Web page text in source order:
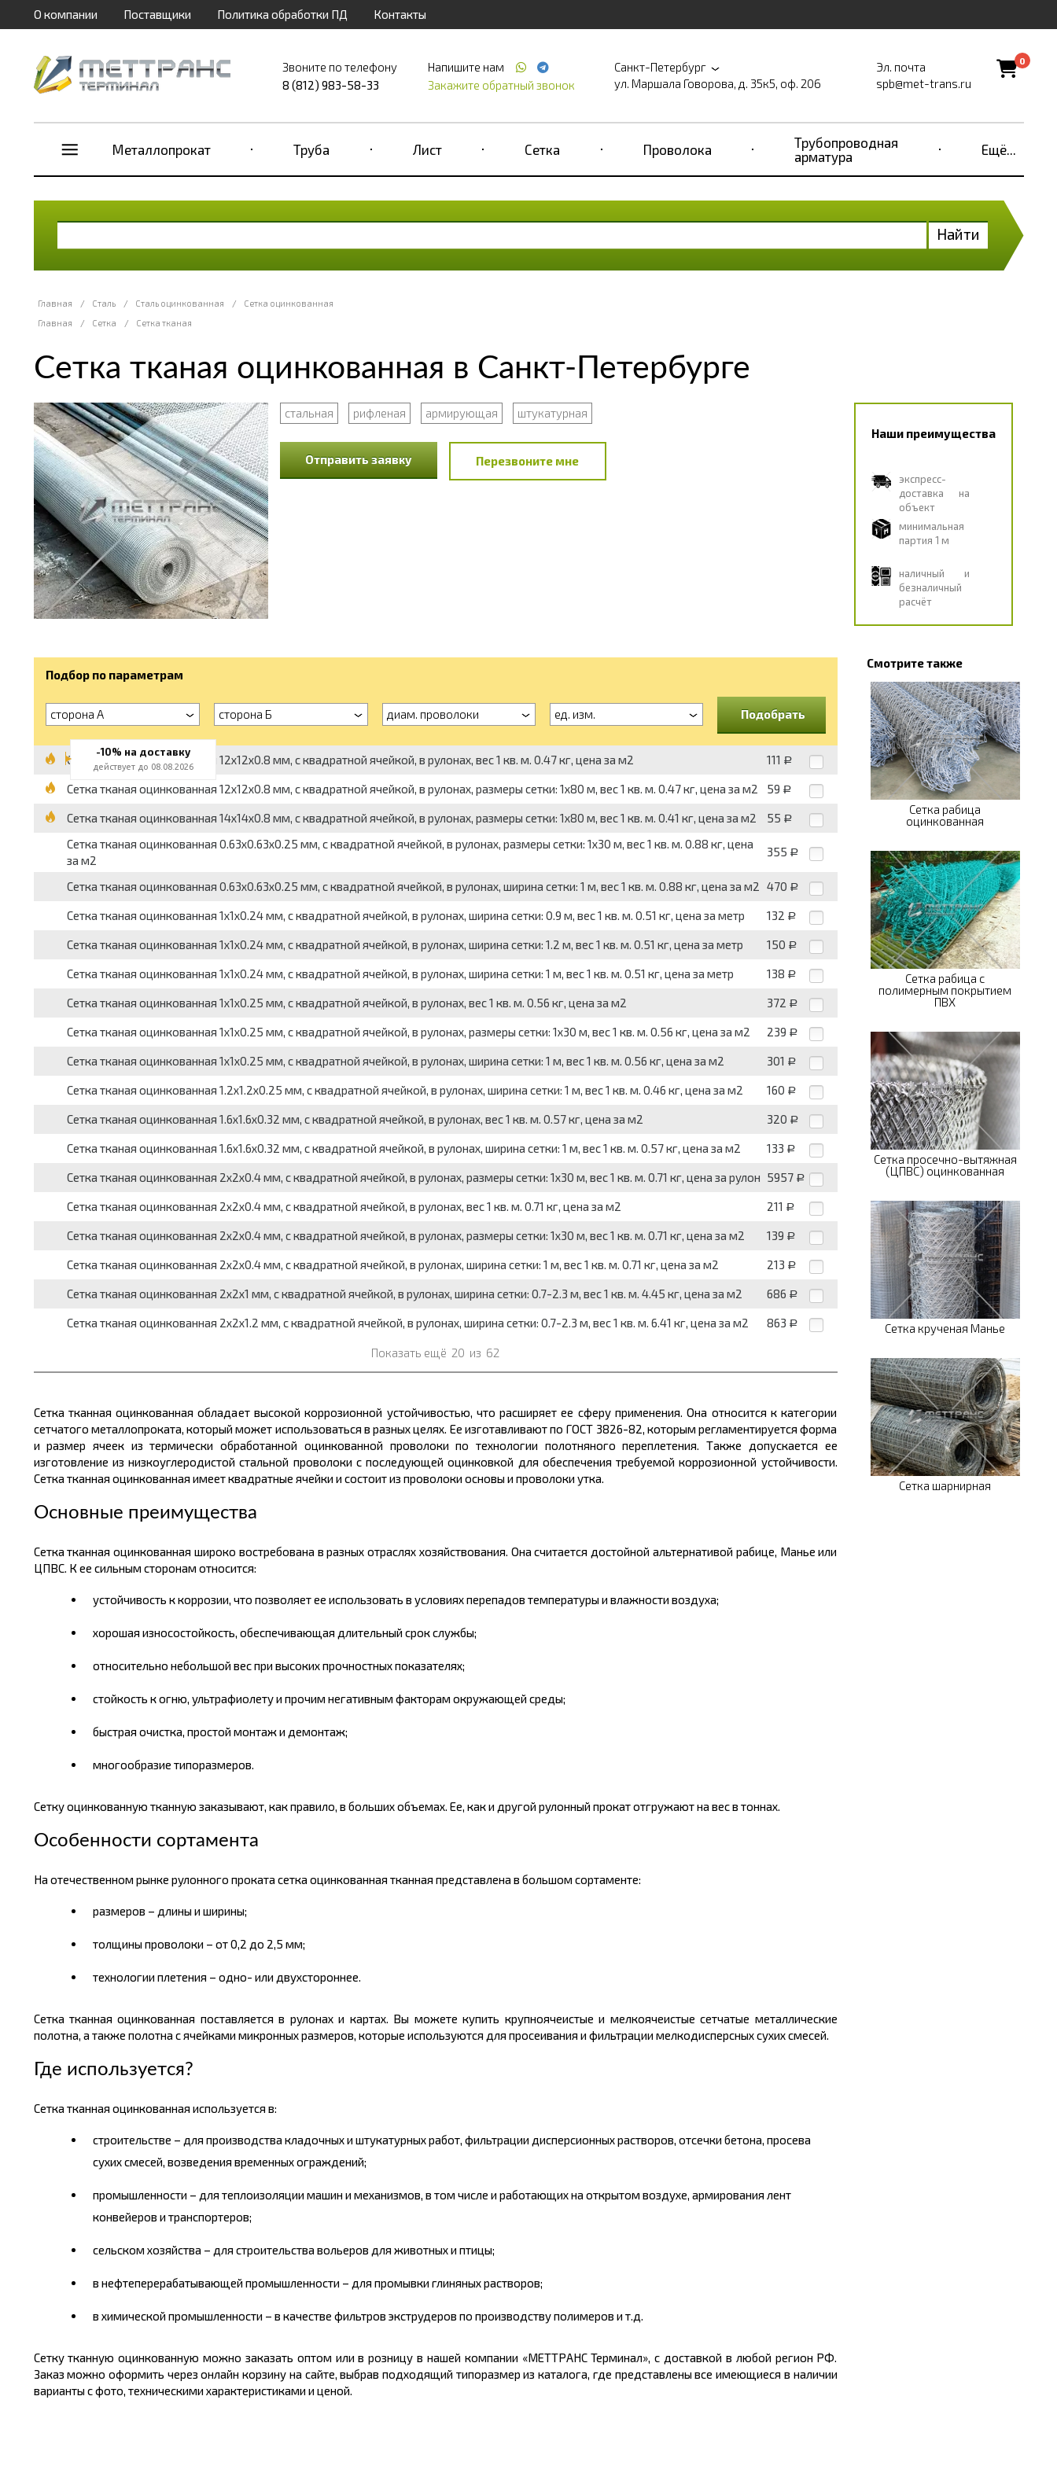
О компании Поставщики Политика обработки ПД Контакты
Звоните по телефону
8 (812) 983-58-33
Напишите нам
Закажите обратный звонок
Санкт-Петербург
ул. Маршала Говорова, д. 35к5, оф. 206
Эл. почта
spb@met-trans.ru
0
Металлопрокат Труба Лист Сетка Проволока
Трубопроводная
арматура
Ещё...
Найти
Главная / Сталь / Сталь оцинкованная /
Сетка оцинкованная
Главная
/ Сетка / Сетка тканая
Сетка тканая оцинкованная в Санкт-Петербурге
стальная рифленая армирующая штукатурная
Отправить заявку Перезвоните мне
Наши преимущества
экспресс-
доставка на
объект
минимальная
партия 1 м
наличный и
безналичный
расчёт
Подбор по параметрам
сторона А сторона Б диам. проволоки ед. изм. Подобрать
Сетка тканая оцинкованная 12x12x0.8 мм, c квадратной ячейкой, в рулонах, вес 1 кв. м. 0.47 кг, цена за м2 111 Р
Сетка тканая оцинкованная 12x12x0.8 мм, c квадратной ячейкой, в рулонах, размеры сетки: 1x80 м, вес 1 кв. м. 0.47 кг, цена за м2 59 Р
Сетка тканая оцинкованная 14x14x0.8 мм, c квадратной ячейкой, в рулонах, размеры сетки: 1x80 м, вес 1 кв. м. 0.41 кг, цена за м2 55 Р
Сетка тканая оцинкованная 0.63x0.63x0.25 мм, c квадратной ячейкой, в рулонах, размеры сетки: 1x30 м, вес 1 кв. м. 0.88 кг, цена
за м2
355 Р
Сетка тканая оцинкованная 0.63x0.63x0.25 мм, c квадратной ячейкой, в рулонах, ширина сетки: 1 м, вес 1 кв. м. 0.88 кг, цена за м2 470 Р
Сетка тканая оцинкованная 1x1x0.24 мм, с квадратной ячейкой, в рулонах, ширина сетки: 0.9 м, вес 1 кв. м. 0.51 кг, цена за метр 132 Р
Сетка тканая оцинкованная 1x1x0.24 мм, с квадратной ячейкой, в рулонах, ширина сетки: 1.2 м, вес 1 кв. м. 0.51 кг, цена за метр 150 Р
Сетка тканая оцинкованная 1x1x0.24 мм, с квадратной ячейкой, в рулонах, ширина сетки: 1 м, вес 1 кв. м. 0.51 кг, цена за метр 138 Р
Сетка тканая оцинкованная 1x1x0.25 мм, c квадратной ячейкой, в рулонах, вес 1 кв. м. 0.56 кг, цена за м2 372 Р
Сетка тканая оцинкованная 1x1x0.25 мм, c квадратной ячейкой, в рулонах, размеры сетки: 1x30 м, вес 1 кв. м. 0.56 кг, цена за м2 239 Р
Сетка тканая оцинкованная 1x1x0.25 мм, c квадратной ячейкой, в рулонах, ширина сетки: 1 м, вес 1 кв. м. 0.56 кг, цена за м2 301 Р
Сетка тканая оцинкованная 1.2x1.2x0.25 мм, c квадратной ячейкой, в рулонах, ширина сетки: 1 м, вес 1 кв. м. 0.46 кг, цена за м2 160 Р
Сетка тканая оцинкованная 1.6x1.6x0.32 мм, c квадратной ячейкой, в рулонах, вес 1 кв. м. 0.57 кг, цена за м2 320 Р
Сетка тканая оцинкованная 1.6x1.6x0.32 мм, c квадратной ячейкой, в рулонах, ширина сетки: 1 м, вес 1 кв. м. 0.57 кг, цена за м2 133 Р
Сетка тканая оцинкованная 2x2x0.4 мм, с квадратной ячейкой, в рулонах, размеры сетки: 1x30 м, вес 1 кв. м. 0.71 кг, цена за рулон 5957 Р
Сетка тканая оцинкованная 2x2x0.4 мм, c квадратной ячейкой, в рулонах, вес 1 кв. м. 0.71 кг, цена за м2 211 Р
Сетка тканая оцинкованная 2x2x0.4 мм, c квадратной ячейкой, в рулонах, размеры сетки: 1x30 м, вес 1 кв. м. 0.71 кг, цена за м2 139 Р
Сетка тканая оцинкованная 2x2x0.4 мм, c квадратной ячейкой, в рулонах, ширина сетки: 1 м, вес 1 кв. м. 0.71 кг, цена за м2 213 Р
Сетка тканая оцинкованная 2x2x1 мм, c квадратной ячейкой, в рулонах, ширина сетки: 0.7-2.3 м, вес 1 кв. м. 4.45 кг, цена за м2 686 Р
Сетка тканая оцинкованная 2x2x1.2 мм, c квадратной ячейкой, в рулонах, ширина сетки: 0.7-2.3 м, вес 1 кв. м. 6.41 кг, цена за м2 863 Р
Показать ещё 20 из 62
Сетка тканная оцинкованная обладает высокой коррозионной устойчивостью, что расширяет ее сферу применения. Она относится к категории
сетчатого металлопроката, который может использоваться в разных целях. Ее изготавливают по ГОСТ 3826-82, которым регламентируется форма
и размер ячеек из термически обработанной оцинкованной проволоки по технологии полотняного переплетения. Также допускается ее
изготовление из низкоуглеродистой стальной проволоки с последующей оцинковкой для обеспечения требуемой коррозионной устойчивости.
Сетка тканная оцинкованная имеет квадратные ячейки и состоит из проволоки основы и проволоки утка.
Основные преимущества
Сетка тканная оцинкованная широко востребована в разных отраслях хозяйствования. Она считается достойной альтернативой рабице, Манье или
ЦПВС. К ее сильным сторонам относится:
устойчивость к коррозии, что позволяет ее использовать в условиях перепадов температуры и влажности воздуха;
хорошая износостойкость, обеспечивающая длительный срок службы;
относительно небольшой вес при высоких прочностных показателях;
стойкость к огню, ультрафиолету и прочим негативным факторам окружающей среды;
быстрая очистка, простой монтаж и демонтаж;
многообразие типоразмеров.
Сетку оцинкованную тканную заказывают, как правило, в больших объемах. Ее, как и другой рулонный прокат отгружают на вес в тоннах.
Особенности сортамента
На отечественном рынке рулонного проката сетка оцинкованная тканная представлена в большом сортаменте:
размеров – длины и ширины;
толщины проволоки – от 0,2 до 2,5 мм;
технологии плетения – одно- или двухстороннее.
Сетка тканная оцинкованная поставляется в рулонах и картах. Вы можете купить крупноячеистые и мелкоячеистые сетчатые металлические
полотна, а также полотна с ячейками микронных размеров, которые используются для просеивания и фильтрации мелкодисперсных сухих смесей.
Где используется?
Сетка тканная оцинкованная используется в:
строительстве – для производства кладочных и штукатурных работ, фильтрации дисперсионных растворов, отсечки бетона, просева
сухих смесей, возведения временных ограждений;
промышленности – для теплоизоляции машин и механизмов, в том числе и работающих на открытом воздухе, армирования лент
конвейеров и транспортеров;
сельском хозяйства – для строительства вольеров для животных и птицы;
в нефтеперерабатывающей промышленности – для промывки глиняных растворов;
в химической промышленности – в качестве фильтров экструдеров по производству полимеров и т.д.
Сетку тканную оцинкованную можно заказать оптом или в розницу в нашей компании «МЕТТРАНС Терминал», с доставкой в любой регион РФ.
Заказ можно оформить через онлайн корзину на сайте, выбрав подходящий типоразмер из каталога, где представлены все имеющиеся в наличии
варианты с фото, техническими характеристиками и ценой.
Смотрите также
Сетка рабица
оцинкованная
Сетка рабица с
полимерным покрытием
ПВХ
Сетка просечно-вытяжная
(ЦПВС) оцинкованная
Сетка крученая Манье
Сетка шарнирная
-10% на доставку
действует до 08.08.2026